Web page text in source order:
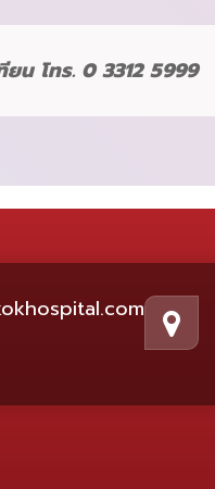
น โทร. 0 3312 5999